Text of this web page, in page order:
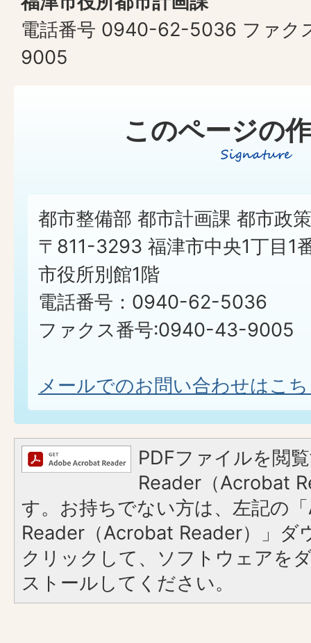
電話番号 0940-62-5036 ファク
9005
このページの
都市整備部 都市計画課 都市政
〒811-3293 福津市中央1丁目1
市役所別館1階
電話番号：0940-62-5036
ファクス番号:0940-43-9005
メールでのお問い合わせはこ
PDFファイルを閲
Reader（Acrobat
す。お持ちでない方は、左記の
Reader（Acrobat Reader）」ダ
クリックして、ソフトウェアを
ストールしてください。